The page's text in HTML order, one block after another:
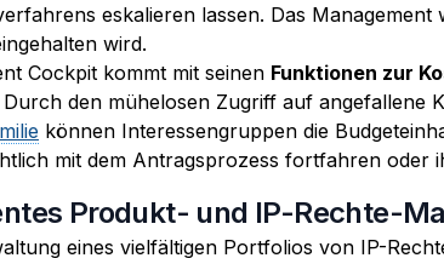
eskalieren lassen. Das Management
wird.
Cockpit kommt mit seinen Funktionen zur
Durch den mühelosen Zugriff auf angefallene
können Interessengruppen die
mit dem Antragsprozess fortfahren oder
Produkt- und IP-Rechte-
eines vielfältigen Portfolios von IP-